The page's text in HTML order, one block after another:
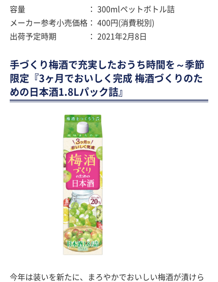
容量 ： 300mlペットボトル詰
メーカー参考小売価格： 400円(消費税別)
出荷予定時期 ： 2021年2月8日
手づくり梅酒で充実したおうち時間を～季節
限定『3ヶ月でおいしく完成 梅酒づくりのた
めの日本酒1.8Lパック詰』
今年は装いを新たに、まろやかでおいしい梅酒が漬けら